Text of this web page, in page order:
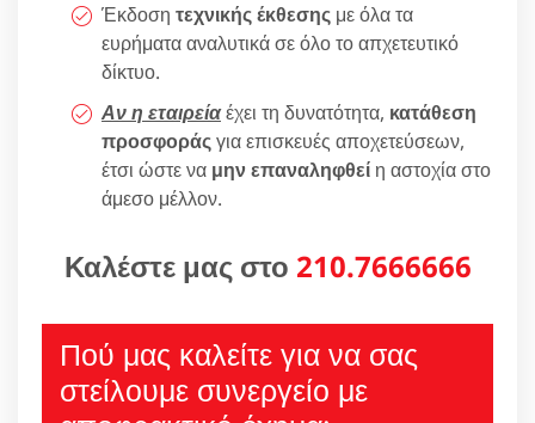
Έκδοση τεχνικής έκθεσης με όλα τα
ευρήματα αναλυτικά σε όλο το απχετευτικό
δίκτυο.
Αν η εταιρείαέχει τη δυνατότητα, κατάθεση
προσφοράςγια επισκευές αποχετεύσεων,
έτσι ώστε να μην επαναληφθεί η αστοχία στο
άμεσο μέλλον.
Καλέστε μας στο 210.7666666
Πού μας καλείτε για να σας
στείλουμε συνεργείο με